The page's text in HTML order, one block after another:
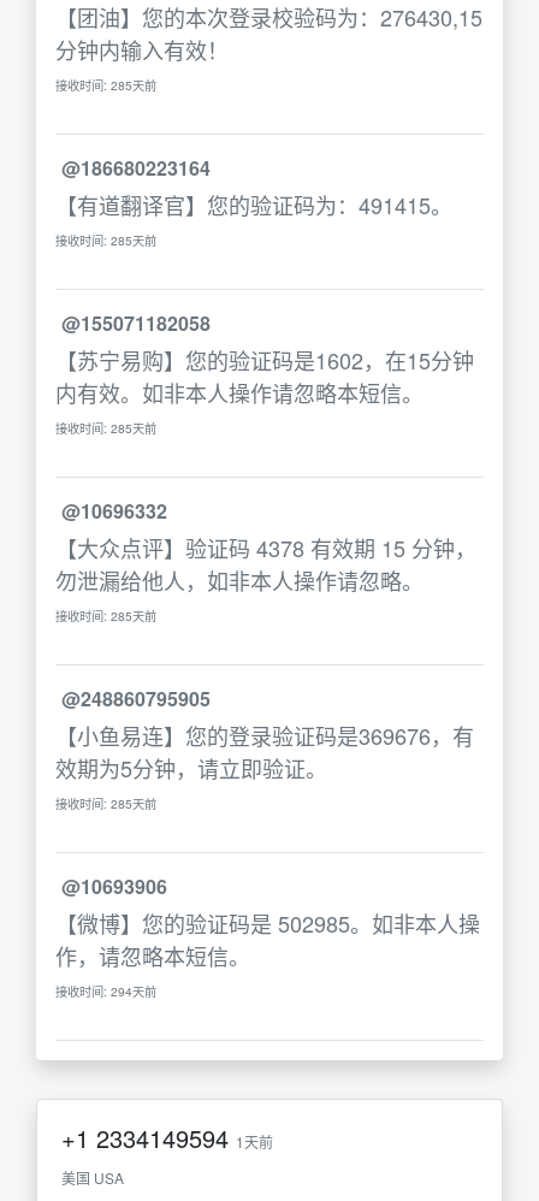
【团油】您的本次登录校验码为：276430,15
分钟内输入有效！
接收时间: 285天前
@186680223164
【有道翻译官】您的验证码为：491415。
接收时间: 285天前
@155071182058
【苏宁易购】您的验证码是1602，在15分钟
内有效。如非本人操作请忽略本短信。
接收时间: 285天前
@10696332
【大众点评】验证码 4378 有效期 15 分钟，
勿泄漏给他人，如非本人操作请忽略。
接收时间: 285天前
@248860795905
【小鱼易连】您的登录验证码是369676，有
效期为5分钟，请立即验证。
接收时间: 285天前
@10693906
【微博】您的验证码是 502985。如非本人操
作，请忽略本短信。
接收时间: 294天前
+1 2334149594 1天前
美国 USA